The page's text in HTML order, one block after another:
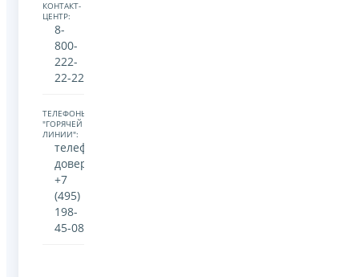
КОНТАКТ-
ЦЕНТР:
8-
800-
222-
22-22
ТЕЛЕФОНЫ
"ГОРЯЧЕЙ
ЛИНИИ":
телефон
доверия:
+7
(495)
198-
45-08